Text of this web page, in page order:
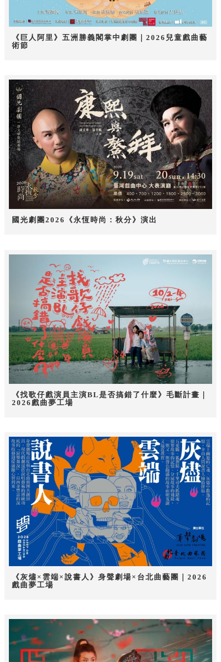
《巨人阿里》五洲勝義閣掌中劇團｜2026兒童戲曲藝
術節
國光劇團2026《永恆時尚：秋分》演出
《找歌仔戲演員主演BL是否搞錯了什麼》毛斷計畫｜
2026戲曲夢工場
《灰燼×雲端×說書人》身聲劇場×台北曲藝團｜2026
戲曲夢工場